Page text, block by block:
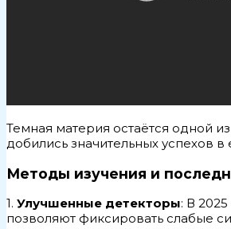
Темная материя остаётся одной
добились значительных успехов
Методы изучения и
1. Улучшенные детекторы: В
позволяют фиксировать слабые